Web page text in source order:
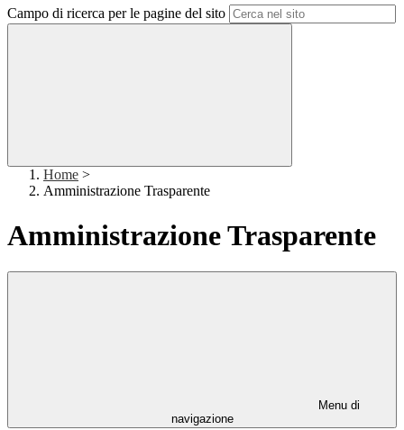
Campo di ricerca per le pagine del sito
Home >
Amministrazione Trasparente
Amministrazione Trasparente
Menu di
navigazione